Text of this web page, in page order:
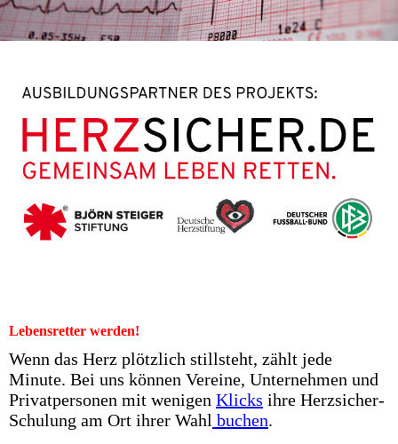
Lebensretter werden!
Wenn das Herz plötzlich stillsteht, zählt jede
Minute. Bei uns können Vereine, Unternehmen und
Privatpersonen mit wenigen Klicks ihre Herzsicher-
Schulung am Ort ihrer Wahl buchen.